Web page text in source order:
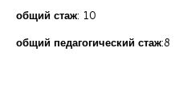
общий стаж: 10
общий педагогический стаж:8